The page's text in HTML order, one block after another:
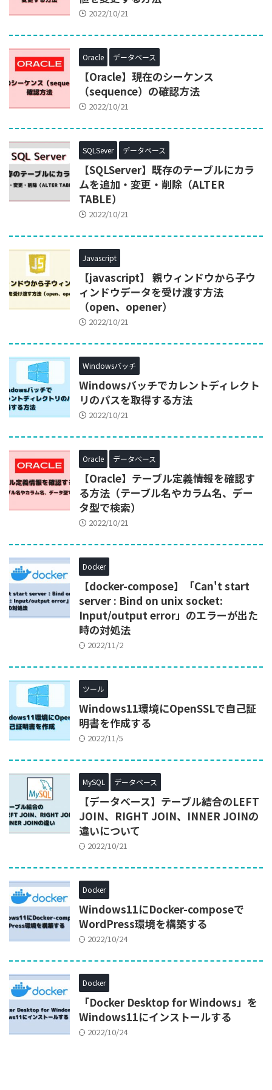
2022/10/21
Oracle データベース
【Oracle】現在のシーケンス
（sequence）の確認方法
2022/10/21
SQLSever データベース
【SQLServer】既存のテーブルにカラ
ムを追加・変更・削除（ALTER
TABLE）
2022/10/21
Javascript
【javascript】 親ウィンドウから子ウ
ィンドウデータを受け渡す方法
（open、opener）
2022/10/21
Windowsバッチ
Windowsバッチでカレントディレクト
リのパスを取得する方法
2022/10/21
Oracle データベース
【Oracle】テーブル定義情報を確認す
る方法（テーブル名やカラム名、デー
タ型で検索）
2022/10/21
Docker
【docker-compose】「Can't start
server : Bind on unix socket:
Input/output error」のエラーが出た
時の対処法
2022/11/2
ツール
Windows11環境にOpenSSLで自己証
明書を作成する
2022/11/5
MySQL データベース
【データベース】テーブル結合のLEFT
JOIN、RIGHT JOIN、INNER JOINの
違いについて
2022/10/21
Docker
Windows11にDocker-composeで
WordPress環境を構築する
2022/10/24
Docker
「Docker Desktop for Windows」を
Windows11にインストールする
2022/10/24